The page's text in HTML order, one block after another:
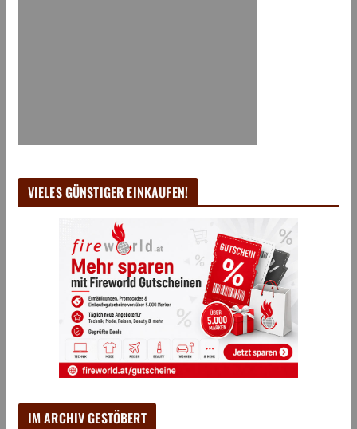
VIELES GÜNSTIGER EINKAUFEN!
IM ARCHIV GESTÖBERT